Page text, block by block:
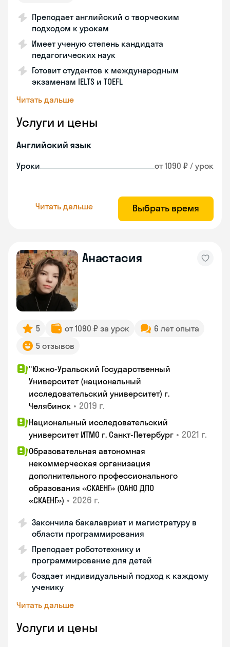
Преподает английский с творческим
подходом к урокам
Имеет ученую степень кандидата
педагогических наук
Готовит студентов к международным
экзаменам IELTS и TOEFL
Читать дальше
Услуги и цены
Английский язык
Уроки от 1090 ₽ / урок
Читать дальше Выбрать время
Анастасия
5 от 1090 ₽ за урок
6 лет опыта
5 отзывов
"Южно-Уральский Государственный
Университет (национальный
исследовательский университет) г.
Челябинск • 2019 г.
Национальный исследовательский
университет ИТМО г. Санкт-Петербург • 2021 г.
Образовательная автономная
некоммерческая организация
дополнительного профессионального
образования «СКАЕНГ» (ОАНО ДПО
«СКАЕНГ») • 2026 г.
Закончила бакалавриат и магистратуру в
области программирования
Преподает робототехнику и
программирование для детей
Создает индивидуальный подход к каждому
ученику
Читать дальше
Услуги и цены